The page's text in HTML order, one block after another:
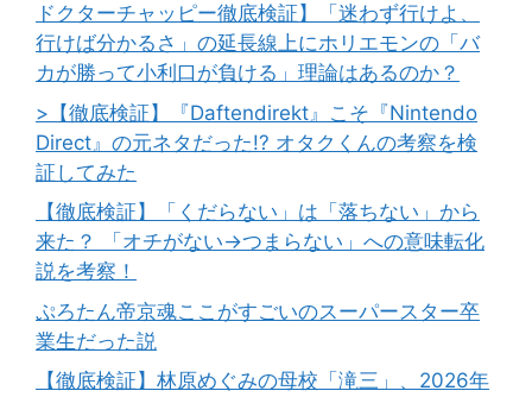
ドクターチャッピー徹底検証】「迷わず行けよ、
行けば分かるさ」の延長線上にホリエモンの「バ
カが勝って小利口が負ける」理論はあるのか？
>【徹底検証】『Daftendirekt』こそ『Nintendo
Direct』の元ネタだった!? オタクくんの考察を検
証してみた
【徹底検証】「くだらない」は「落ちない」から
来た？ 「オチがない→つまらない」への意味転化
説を考察！
ぷろたん帝京魂ここがすごいのスーパースター卒
業生だった説
【徹底検証】林原めぐみの母校「滝三」、2026年